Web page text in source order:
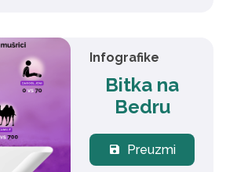
Infografike
Bitka na
Bedru
save Preuzmi